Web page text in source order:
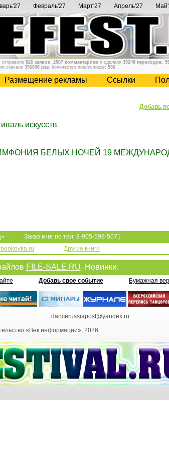
Февраль'27 Март'27 Апрель'27
, отправили 826 заявок, 2587 комментариев и сделали 39248 переходов .
скачали 396098 раз. Количество подписчиков: 506.
Размещение рекламы Cсылки
Добавь
искусств
БЕЛЫХ НОЧЕЙ 19
»
Заказ книг по тел. 8-905-598-5071
Другие книги
FILE-SALE.RU. Новинки:
Добавь свое событие Бумажная
dancerussiapost@yandex.ru
« Век информации», 2026